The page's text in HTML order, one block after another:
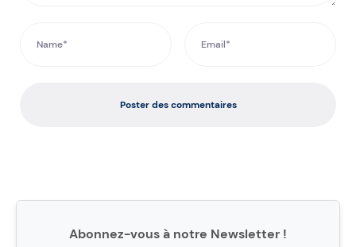
Poster des commentaires
Abonnez-vous à notre Newsletter !